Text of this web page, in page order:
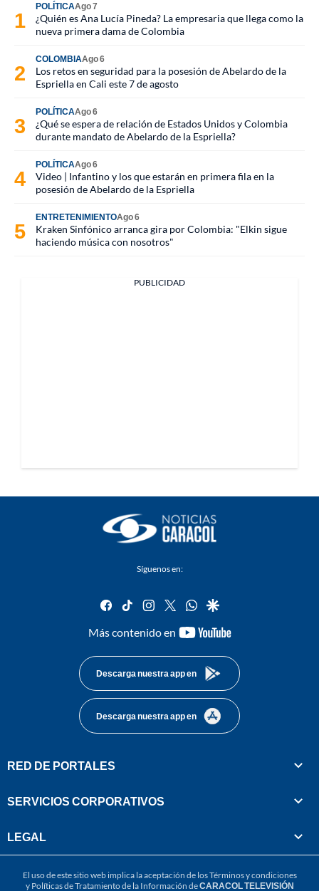
POLÍTICAAgo 7
¿Quién es Ana Lucía Pineda? La empresaria que llega como la
nueva primera dama de Colombia
COLOMBIAAgo 6
Los retos en seguridad para la posesión de Abelardo de la
Espriella en Cali este 7 de agosto
POLÍTICAAgo 6
¿Qué se espera de relación de Estados Unidos y Colombia
durante mandato de Abelardo de la Espriella?
POLÍTICAAgo 6
Video | Infantino y los que estarán en primera fila en la
posesión de Abelardo de la Espriella
ENTRETENIMIENTOAgo 6
Kraken Sinfónico arranca gira por Colombia: "Elkin sigue
haciendo música con nosotros"
PUBLICIDAD
Síguenos en:
facebook
tiktok instagram
twitterwhatsapp
google
Más contenido en
youtube-
Descarga nuestra app en
Descarga nuestra app en
RED DE PORTALES
SERVICIOS CORPORATIVOS
LEGAL
El uso de este sitio web implica la aceptación de losTérminos y condiciones
y Políticas de Tratamiento de la Información deCARACOL TELEVISIÓN